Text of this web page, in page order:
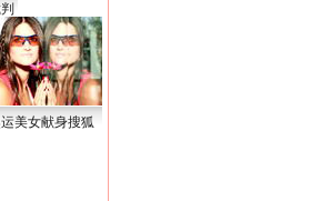
美女献身搜狐